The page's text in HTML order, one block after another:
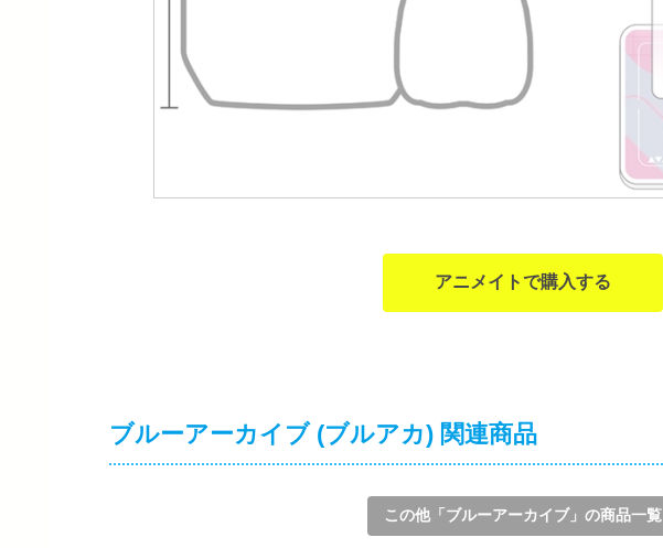
アニメイトで購入する
ブルーアーカイブ (ブルアカ) 関連商品
この他「ブルーアーカイブ」の商品一覧